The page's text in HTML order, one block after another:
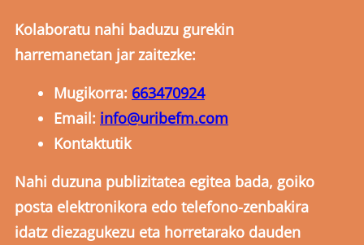
Kolaboratu nahi baduzu gurekin
harremanetan jar zaitezke:
Mugikorra: 663470924
Email: info@uribefm.com
Kontaktutik
Nahi duzuna publizitatea egitea bada, goiko
posta elektronikora edo telefono-zenbakira
idatz diezagukezu eta horretarako dauden